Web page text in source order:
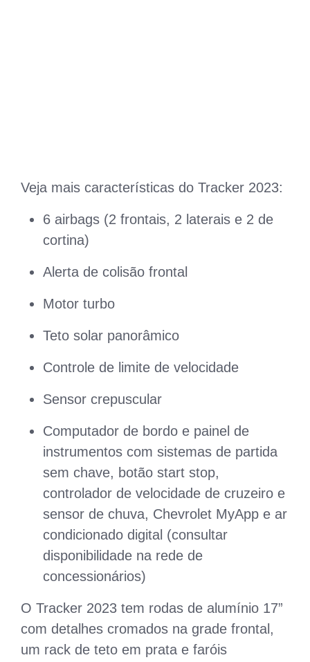
Veja mais características do Tracker 2023:
6 airbags (2 frontais, 2 laterais e 2 de
cortina)
Alerta de colisão frontal
Motor turbo
Teto solar panorâmico
Controle de limite de velocidade
Sensor crepuscular
Computador de bordo e painel de
instrumentos com sistemas de partida
sem chave, botão start stop,
controlador de velocidade de cruzeiro e
sensor de chuva, Chevrolet MyApp e ar
condicionado digital (consultar
disponibilidade na rede de
concessionários)
O Tracker 2023 tem rodas de alumínio 17”
com detalhes cromados na grade frontal,
um rack de teto em prata e faróis